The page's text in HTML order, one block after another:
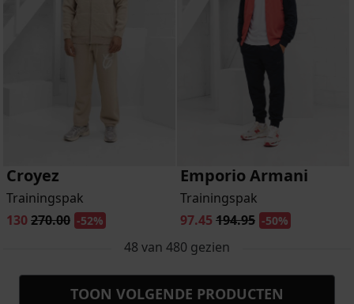
Croyez
Trainingspak
130270.00 -52%
Emporio Armani
Trainingspak
97.45 194.95 -50%
48 van 480 gezien
TOON VOLGENDE PRODUCTEN